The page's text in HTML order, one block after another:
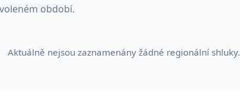
období.
Aktuálně nejsou zaznamenány žádné regionální shluky.